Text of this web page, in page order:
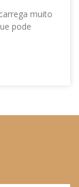
muito
pode